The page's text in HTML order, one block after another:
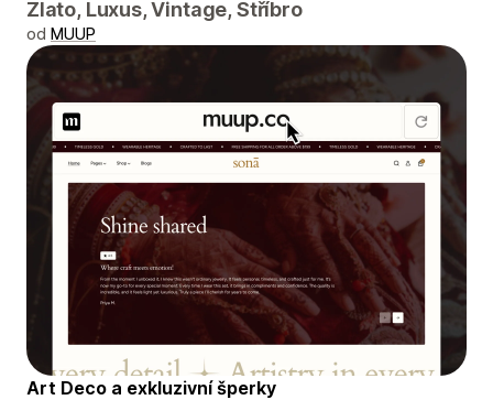
Zlato, Luxus, Vintage, Stříbro
od MUUP
Art Deco a exkluzivní šperky